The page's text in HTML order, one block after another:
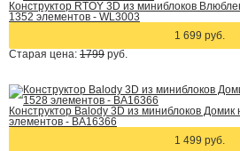
Конструктор RTOY 3D из миниблоков
1352 элементов - WL3003
1 699 руб.
Старая цена: 1799 руб.
Конструктор Balody 3D из миниблоков
элементов - BA16366
1 499 руб.